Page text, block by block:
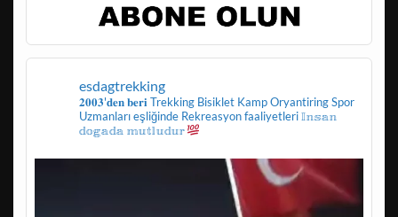
esdagtrekking
𝟐𝟎𝟎𝟑'𝐝𝐞𝐧 𝐛𝐞𝐫𝐢 TrekkingBisikletKampOryantiringSpor
Uzmanları eşliğinde Rekreasyon faaliyetleri𝕀𝕟𝕤𝕒𝕟
𝕕𝕠𝕘𝕒𝕕𝕒 𝕞𝕦𝕥𝕝𝕦𝕕𝕦𝕣